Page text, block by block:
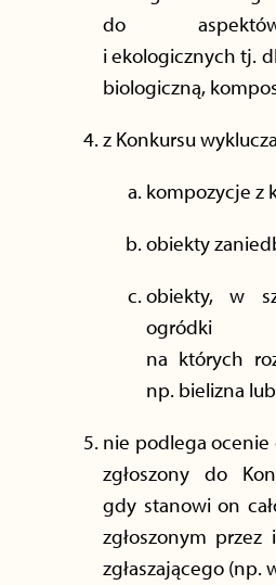
do
i ekologicznych tj.
biologiczną,
z Konkursu
kompozycje z
obiekty
obiekty, w
na których
np. bielizna
nie podlega ocenie
zgłoszony do
gdy stanowi on
zgłoszonym
zgłaszającego (np.